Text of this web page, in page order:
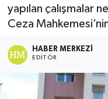
yapılan çalışmalar
Ceza
HABER MERKEZI
EDITÖR
Tüm Manşetler
Haber Arşivi